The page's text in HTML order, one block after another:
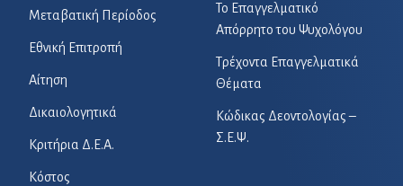
Το Επαγγελματικό
Απόρρητο του Ψυχολόγου
Τρέχοντα Επαγγελματικά
Θέματα
Κώδικας Δεοντολογίας –
Σ.Ε.Ψ.
Μεταβατική Περίοδος
Εθνική Επιτροπή
Αίτηση
Δικαιολογητικά
Κριτήρια Δ.Ε.Α.
Κόστος